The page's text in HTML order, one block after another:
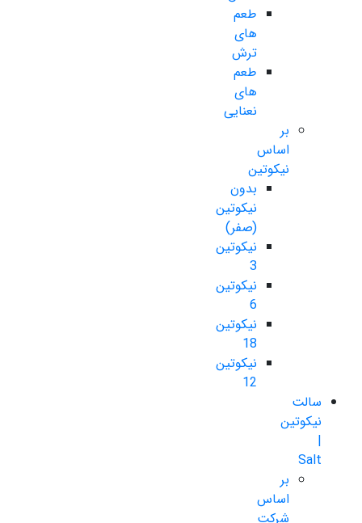
طعم
های
ترش
طعم
های
نعنایی
بر
اساس
نیکوتین
بدون
نیکوتین
(صفر)
نیکوتین
3
نیکوتین
6
نیکوتین
18
نیکوتین
12
سالت
نیکوتین
|
Salt
بر
اساس
شرکت